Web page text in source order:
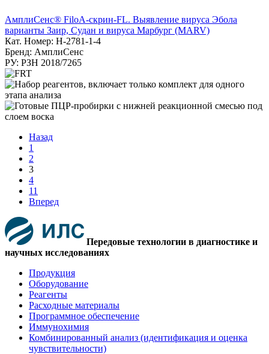
АмплиСенс® FiloA-скрин-FL. Выявление вируса Эбола
варианты Заир, Судан и вируса Марбург (MARV)
Кат. Номер: H-2781-1-4
Бренд: АмплиСенс
РУ: РЗН 2018/7265
Назад
1
2
3
4
11
Вперед
Передовые технологии в диагностике и
научных исследованиях
Продукция
Оборудование
Реагенты
Расходные материалы
Программное обеспечение
Иммунохимия
Комбинированный анализ (идентификация и оценка
чувствительности)